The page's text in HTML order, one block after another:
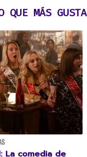
QUE MÁS GUSTA
La comedia de